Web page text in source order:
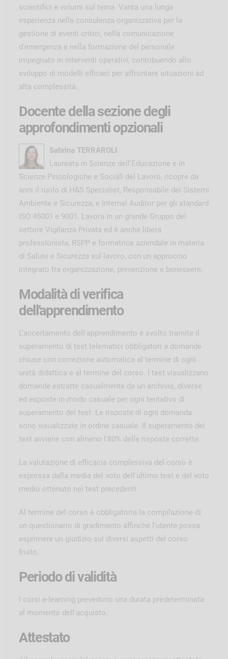
scientifici e volumi sul tema. Vanta una lunga
esperienza nella consulenza organizzativa per la
gestione di eventi critici, nella comunicazione
d'emergenza e nella formazione del personale
impegnato in interventi operativi, contribuendo allo
sviluppo di modelli efficaci per affrontare situazioni ad
alta complessità.
Docente della sezione degli
approfondimenti opzionali
Sabrina TERRAROLI
Laureata in Scienze dell'Educazione e in
Scienze Psicologiche e Sociali del Lavoro, ricopre da
anni il ruolo di H&S Specialist, Responsabile dei Sistemi
Ambiente e Sicurezza, e Internal Auditor per gli standard
ISO 45001 e 9001. Lavora in un grande Gruppo del
settore Vigilanza Privata ed è anche libera
professionista, RSPP e formatrice aziendale in materia
di Salute e Sicurezza sul lavoro, con un approccio
integrato tra organizzazione, prevenzione e benessere.
Modalità di verifica
dell'apprendimento
L'accertamento dell'apprendimento è svolto tramite il
superamento di test telematici obbligatori a domande
chiuse con correzione automatica al termine di ogni
unità didattica e al termine del corso. I test visualizzano
domande estratte casualmente da un archivio, diverse
ed esposte in modo casuale per ogni tentativo di
superamento del test. Le risposte di ogni domanda
sono visualizzate in ordine casuale. Il superamento dei
test avviene con almeno l'80% delle risposte corrette.
La valutazione di efficacia complessiva del corso è
espressa dalla media del voto dell'ultimo test e del voto
medio ottenuto nei test precedenti.
Al termine del corso è obbligatoria la compilazione di
un questionario di gradimento affinché l'utente possa
esprimere un giudizio sui diversi aspetti del corso
fruito.
Periodo di validità
I corsi e-learning prevedono una durata predeterminata
al momento dell'acquisto.
Attestato